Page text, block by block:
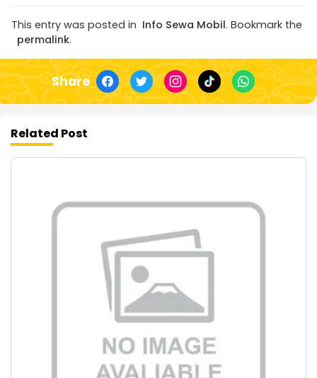
This entry was posted in Info Sewa Mobil. Bookmark the
permalink.
Share
Related Post